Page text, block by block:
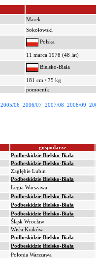
Marek
Sokołowski
Polska
11 marca 1978 (48 lat)
Bielsko-Biała
181 cm / 75 kg
pomocnik
2005/06 2006/07 2007/08 2008/09
gospodarze
Podbeskidzie Bielsko-Biała
Podbeskidzie Bielsko-Biała
Zagłębie Lubin
Podbeskidzie Bielsko-Biała
Legia Warszawa
Podbeskidzie Bielsko-Biała
Podbeskidzie Bielsko-Biała
Podbeskidzie Bielsko-Biała
Śląsk Wrocław
Wisła Kraków
Podbeskidzie Bielsko-Biała
Podbeskidzie Bielsko-Biała
Polonia Warszawa